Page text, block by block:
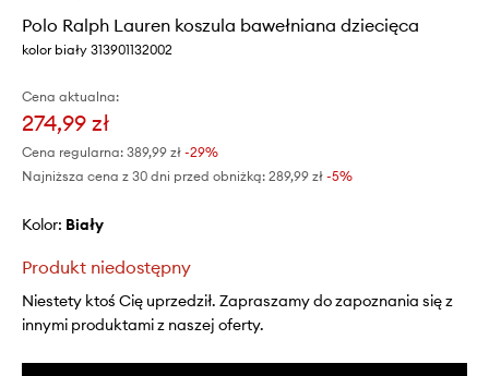
Polo Ralph Lauren koszula bawełniana dziecięca
kolor biały 313901132002
Cena aktualna:
274,99 zł
Cena regularna: 389,99 zł -29%
Najniższa cena z 30 dni przed obniżką: 289,99 zł -5%
Kolor: biały
Produkt niedostępny
Niestety ktoś Cię uprzedził. Zapraszamy do zapoznania się z
innymi produktami z naszej oferty.